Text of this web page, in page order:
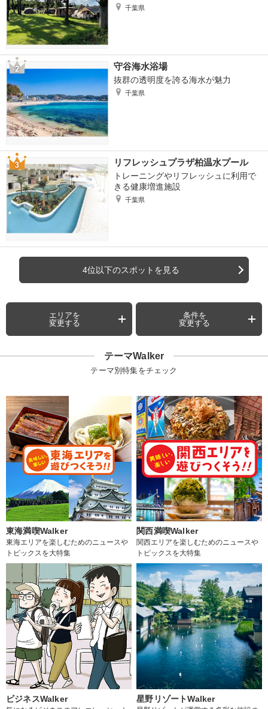
千葉県
守谷海水浴場
抜群の透明度を誇る海水が魅力
千葉県
リフレッシュプラザ柏温水プール
トレーニングやリフレッシュに利用で
きる健康増進施設
千葉県
4位以下のスポットを見る
エリアを
変更する
条件を
変更する
テーマWalker
テーマ別特集をチェック
東海満喫Walker
東海エリアを楽しむためのニュースや
トピックスを大特集
関西満喫Walker
関西エリアを楽しむためのニュースや
トピックスを大特集
ビジネスWalker 星野リゾートWalker